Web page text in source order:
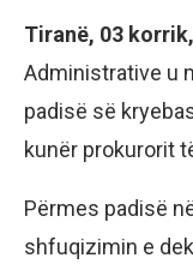
Tiranë, 03
Administrative u
padisë së
kunër prokurorit
Përmes padisë
shfuqizimin e